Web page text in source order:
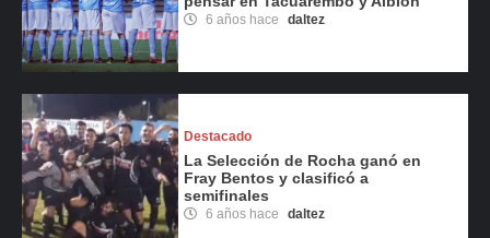
6 años hace daltez
Destacado
La Selección de Rocha ganó en
Fray Bentos y clasificó a
semifinales
6 años hace daltez